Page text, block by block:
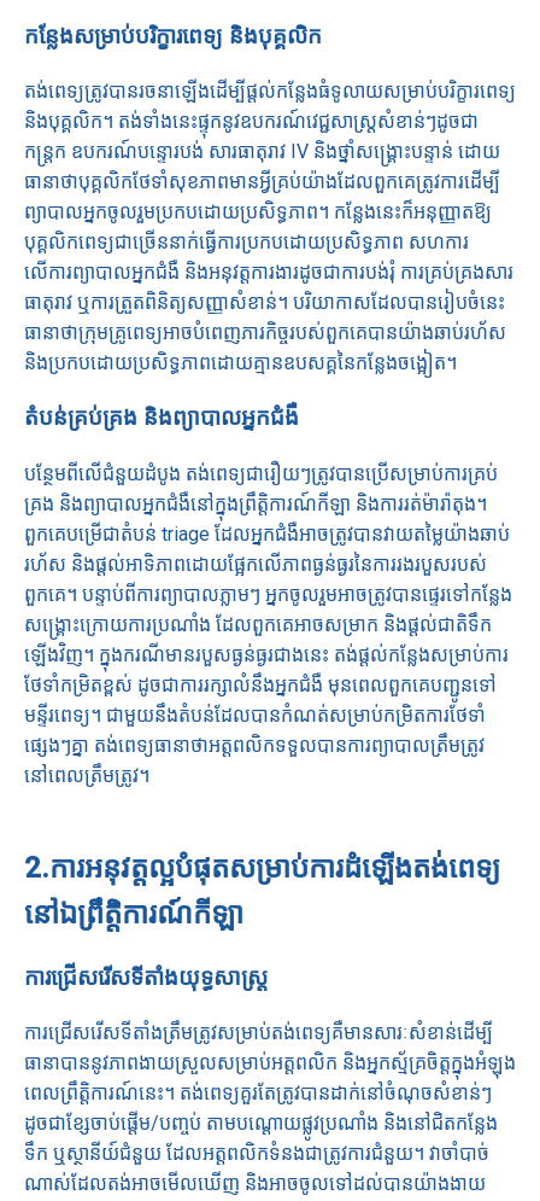
កន្លែងសម្រាប់បរិក្ខារពេទ្យ និងបុគ្គលិក
តង់ពេទ្យត្រូវបានរចនាឡើងដើម្បីផ្តល់កន្លែងធំទូលាយសម្រាប់បរិក្ខារពេទ្យ
និងបុគ្គលិក។ តង់ទាំងនេះផ្ទុកនូវឧបករណ៍វេជ្ជសាស្ត្រសំខាន់ៗដូចជា
កន្ត្រក ឧបករណ៍បន្ទោរបង់ សារធាតុរាវ IV និងថ្នាំសង្គ្រោះបន្ទាន់ ដោយ
ធានាថាបុគ្គលិកថែទាំសុខភាពមានអ្វីគ្រប់យ៉ាងដែលពួកគេត្រូវការដើម្បី
ព្យាបាលអ្នកចូលរួមប្រកបដោយប្រសិទ្ធភាព។ កន្លែងនេះក៏អនុញ្ញាតឱ្យ
បុគ្គលិកពេទ្យជាច្រើននាក់ធ្វើការប្រកបដោយប្រសិទ្ធភាព សហការ
លើការព្យាបាលអ្នកជំងឺ និងអនុវត្តការងារដូចជាការបង់រុំ ការគ្រប់គ្រងសារ
ធាតុរាវ ឬការត្រួតពិនិត្យសញ្ញាសំខាន់។ បរិយាកាសដែលបានរៀបចំនេះ
ធានាថាក្រុមគ្រូពេទ្យអាចបំពេញភារកិច្ចរបស់ពួកគេបានយ៉ាងឆាប់រហ័ស
និងប្រកបដោយប្រសិទ្ធភាពដោយគ្មានឧបសគ្គនៃកន្លែងចង្អៀត។
តំបន់គ្រប់គ្រង និងព្យាបាលអ្នកជំងឺ
បន្ថែមពីលើជំនួយដំបូង តង់ពេទ្យជារឿយៗត្រូវបានប្រើសម្រាប់ការគ្រប់
គ្រង និងព្យាបាលអ្នកជំងឺនៅក្នុងព្រឹត្តិការណ៍កីឡា និងការរត់ម៉ារ៉ាតុង។
ពួកគេបម្រើជាតំបន់ triage ដែលអ្នកជំងឺអាចត្រូវបានវាយតម្លៃយ៉ាងឆាប់
រហ័ស និងផ្តល់អាទិភាពដោយផ្អែកលើភាពធ្ងន់ធ្ងរនៃការរងរបួសរបស់
ពួកគេ។ បន្ទាប់ពីការព្យាបាលភ្លាមៗ អ្នកចូលរួមអាចត្រូវបានផ្ទេរទៅកន្លែង
សង្គ្រោះក្រោយការប្រណាំង ដែលពួកគេអាចសម្រាក និងផ្តល់ជាតិទឹក
ឡើងវិញ។ ក្នុងករណីមានរបួសធ្ងន់ធ្ងរជាងនេះ តង់ផ្តល់កន្លែងសម្រាប់ការ
ថែទាំកម្រិតខ្ពស់ ដូចជាការរក្សាលំនឹងអ្នកជំងឺ មុនពេលពួកគេបញ្ជូនទៅ
មន្ទីរពេទ្យ។ ជាមួយនឹងតំបន់ដែលបានកំណត់សម្រាប់កម្រិតការថែទាំ
ផ្សេងៗគ្នា តង់ពេទ្យធានាថាអត្តពលិកទទួលបានការព្យាបាលត្រឹមត្រូវ
នៅពេលត្រឹមត្រូវ។
2.ការអនុវត្តល្អបំផុតសម្រាប់ការដំឡើងតង់ពេទ្យ
នៅឯព្រឹត្តិការណ៍កីឡា
ការជ្រើសរើសទីតាំងយុទ្ធសាស្ត្រ
ការជ្រើសរើសទីតាំងត្រឹមត្រូវសម្រាប់តង់ពេទ្យគឺមានសារៈសំខាន់ដើម្បី
ធានាបាននូវភាពងាយស្រួលសម្រាប់អត្តពលិក និងអ្នកស្ម័គ្រចិត្តក្នុងអំឡុង
ពេលព្រឹត្តិការណ៍នេះ។ តង់ពេទ្យគួរតែត្រូវបានដាក់នៅចំណុចសំខាន់ៗ
ដូចជាខ្សែចាប់ផ្តើម/បញ្ចប់ តាមបណ្តោយផ្លូវប្រណាំង និងនៅជិតកន្លែង
ទឹក ឬស្ថានីយ៍ជំនួយ ដែលអត្តពលិកទំនងជាត្រូវការជំនួយ។ វាចាំបាច់
ណាស់ដែលតង់អាចមើលឃើញ និងអាចចូលទៅដល់បានយ៉ាងងាយ